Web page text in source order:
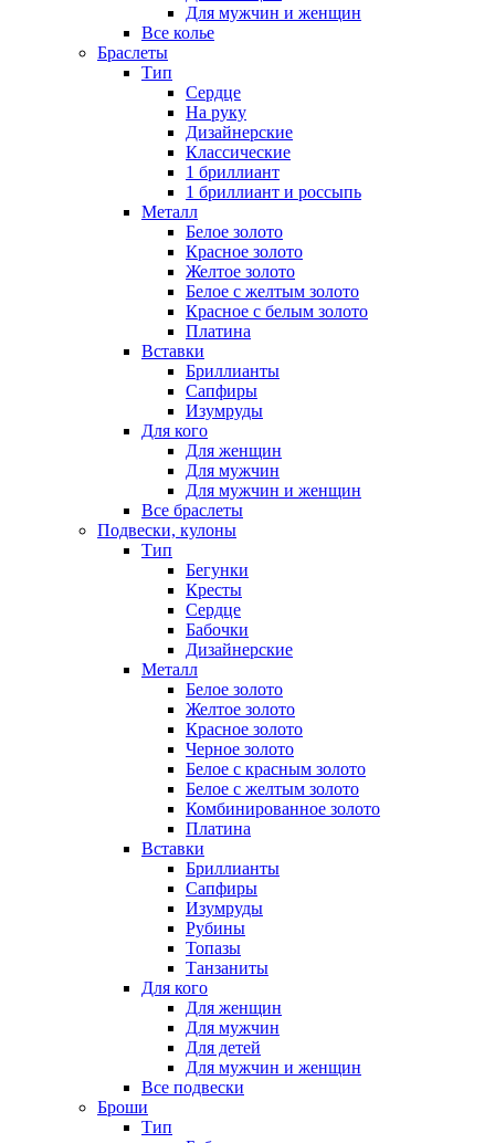
Для мужчин и женщин
Все колье
Браслеты
Тип
Сердце
На руку
Дизайнерские
Классические
1 бриллиант
1 бриллиант и россыпь
Металл
Белое золото
Красное золото
Желтое золото
Белое с желтым золото
Красное с белым золото
Платина
Вставки
Бриллианты
Сапфиры
Изумруды
Для кого
Для женщин
Для мужчин
Для мужчин и женщин
Все браслеты
Подвески, кулоны
Тип
Бегунки
Кресты
Сердце
Бабочки
Дизайнерские
Металл
Белое золото
Желтое золото
Красное золото
Черное золото
Белое с красным золото
Белое с желтым золото
Комбинированное золото
Платина
Вставки
Бриллианты
Сапфиры
Изумруды
Рубины
Топазы
Танзаниты
Для кого
Для женщин
Для мужчин
Для детей
Для мужчин и женщин
Все подвески
Броши
Тип